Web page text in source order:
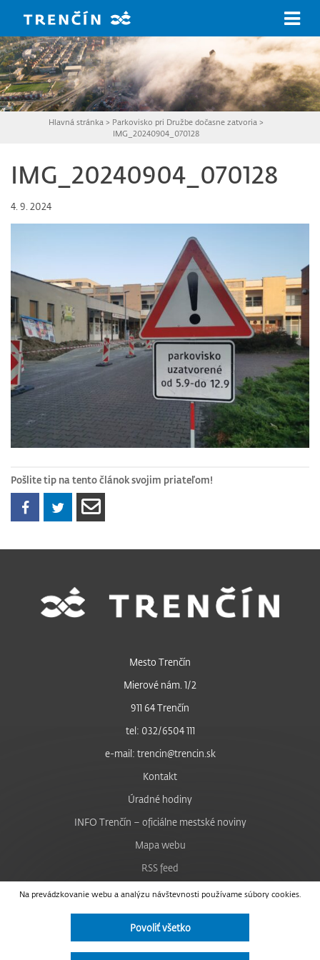
Hlavná stránka > Parkovisko pri Družbe dočasne zatvoria >
IMG_20240904_070128
IMG_20240904_070128
4. 9. 2024
Pošlite tip na tento článok svojim priateľom!
Na prevádzkovanie webu a analýzu návštevnosti používame súbory cookies.
Povoliť všetko
Mesto Trenčín
Mierové nám. 1/2
911 64 Trenčín
tel: 032/6504 111
e-mail: trencin@trencin.sk
Kontakt
Úradné hodiny
INFO Trenčín – oficiálne mestské noviny
Mapa webu
RSS feed
Nastavenie cookies
Facebook